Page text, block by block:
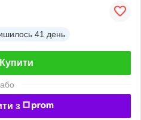
41 день
Купити
або
з